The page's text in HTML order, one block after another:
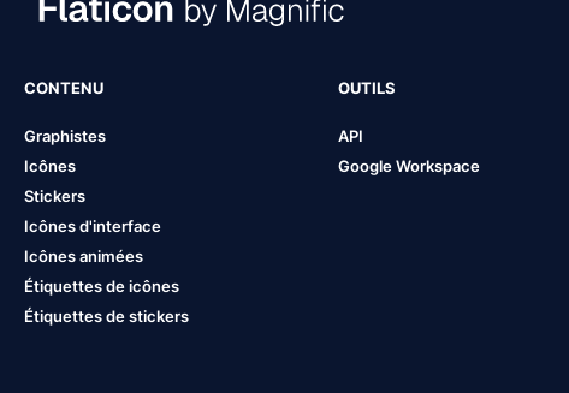
CONTENU
Graphistes
Icônes
Stickers
Icônes d'interface
Icônes animées
Étiquettes de icônes
Étiquettes de stickers
OUTILS
API
Google Workspace